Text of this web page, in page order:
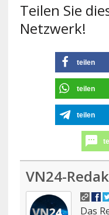
Teilen Sie
Netzwerk!
teilen
teilen
teilen
VN24-
Das